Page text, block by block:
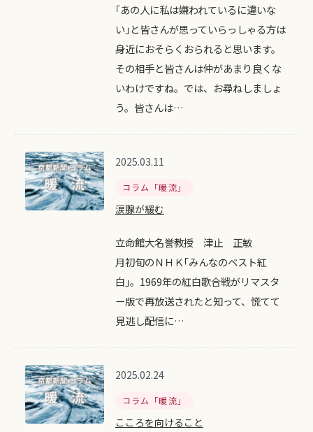
｢あの人に私は嫌われているに違いな
い｣と皆さんが思っていらっしゃる方は
身近におそらくおられると思います。
その相手と皆さんは仲があまり良くな
いわけですね。では、お尋ねしましょ
う。皆さんは…
2025.03.11
コラム「暖流」
涙腺が緩む
立命館大名誉教授 津止 正敏
月初旬のＮＨＫ｢みんなのベスト紅
白｣。1969年の紅白歌合戦がリマスタ
ー版で再放送されたと知って、慌てて
見逃し配信に…
2025.02.24
コラム「暖流」
こころを向けること